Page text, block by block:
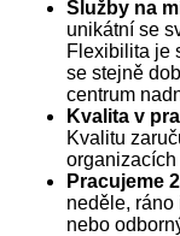
Služby na
unikátní se
Flexibilita je
se stejně
centrum
Kvalita v
Kvalitu
organizacích
Pracujeme
neděle, ráno
nebo